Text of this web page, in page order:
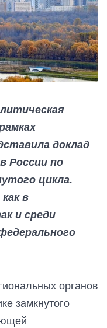
доклад
России по
цикла.
в
и среди
органов
замкнутого